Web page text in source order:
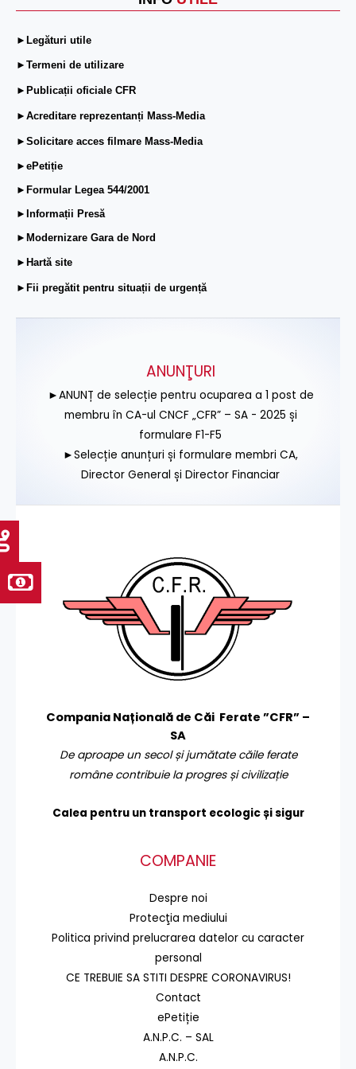
►Legături utile
►Termeni de utilizare
►Publicații oficiale CFR
►Acreditare reprezentanți Mass-Media
►Solicitare acces filmare Mass-Media
►ePetiție
►Formular Legea 544/2001
►Informații Presă
►Modernizare Gara de Nord
►Hartă site
►Fii pregătit pentru situații de urgență
ANUNŢURI
►ANUNȚ de selecție pentru ocuparea a 1 post de
membru în CA-ul CNCF „CFR” – SA - 2025 și
formulare F1-F5
►Selecție anunțuri și formulare membri CA,
Director General și Director Financiar
Compania Națională de Căi Ferate ”CFR” –
SA
De aproape un secol și jumătate căile ferate
române contribuie la progres și civilizație
Calea pentru un transport ecologic și sigur
COMPANIE
Despre noi
Protecţia mediului
Politica privind prelucrarea datelor cu caracter
personal
CE TREBUIE SA STITI DESPRE CORONAVIRUS!
Contact
ePetiție
A.N.P.C. – SAL
A.N.P.C.